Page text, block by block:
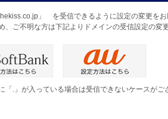
」 を受信できるように設定の変更をお
ご不明な方は下記よりドメインの受信設定の変
「.」が入っている場合は受信できないケースがご